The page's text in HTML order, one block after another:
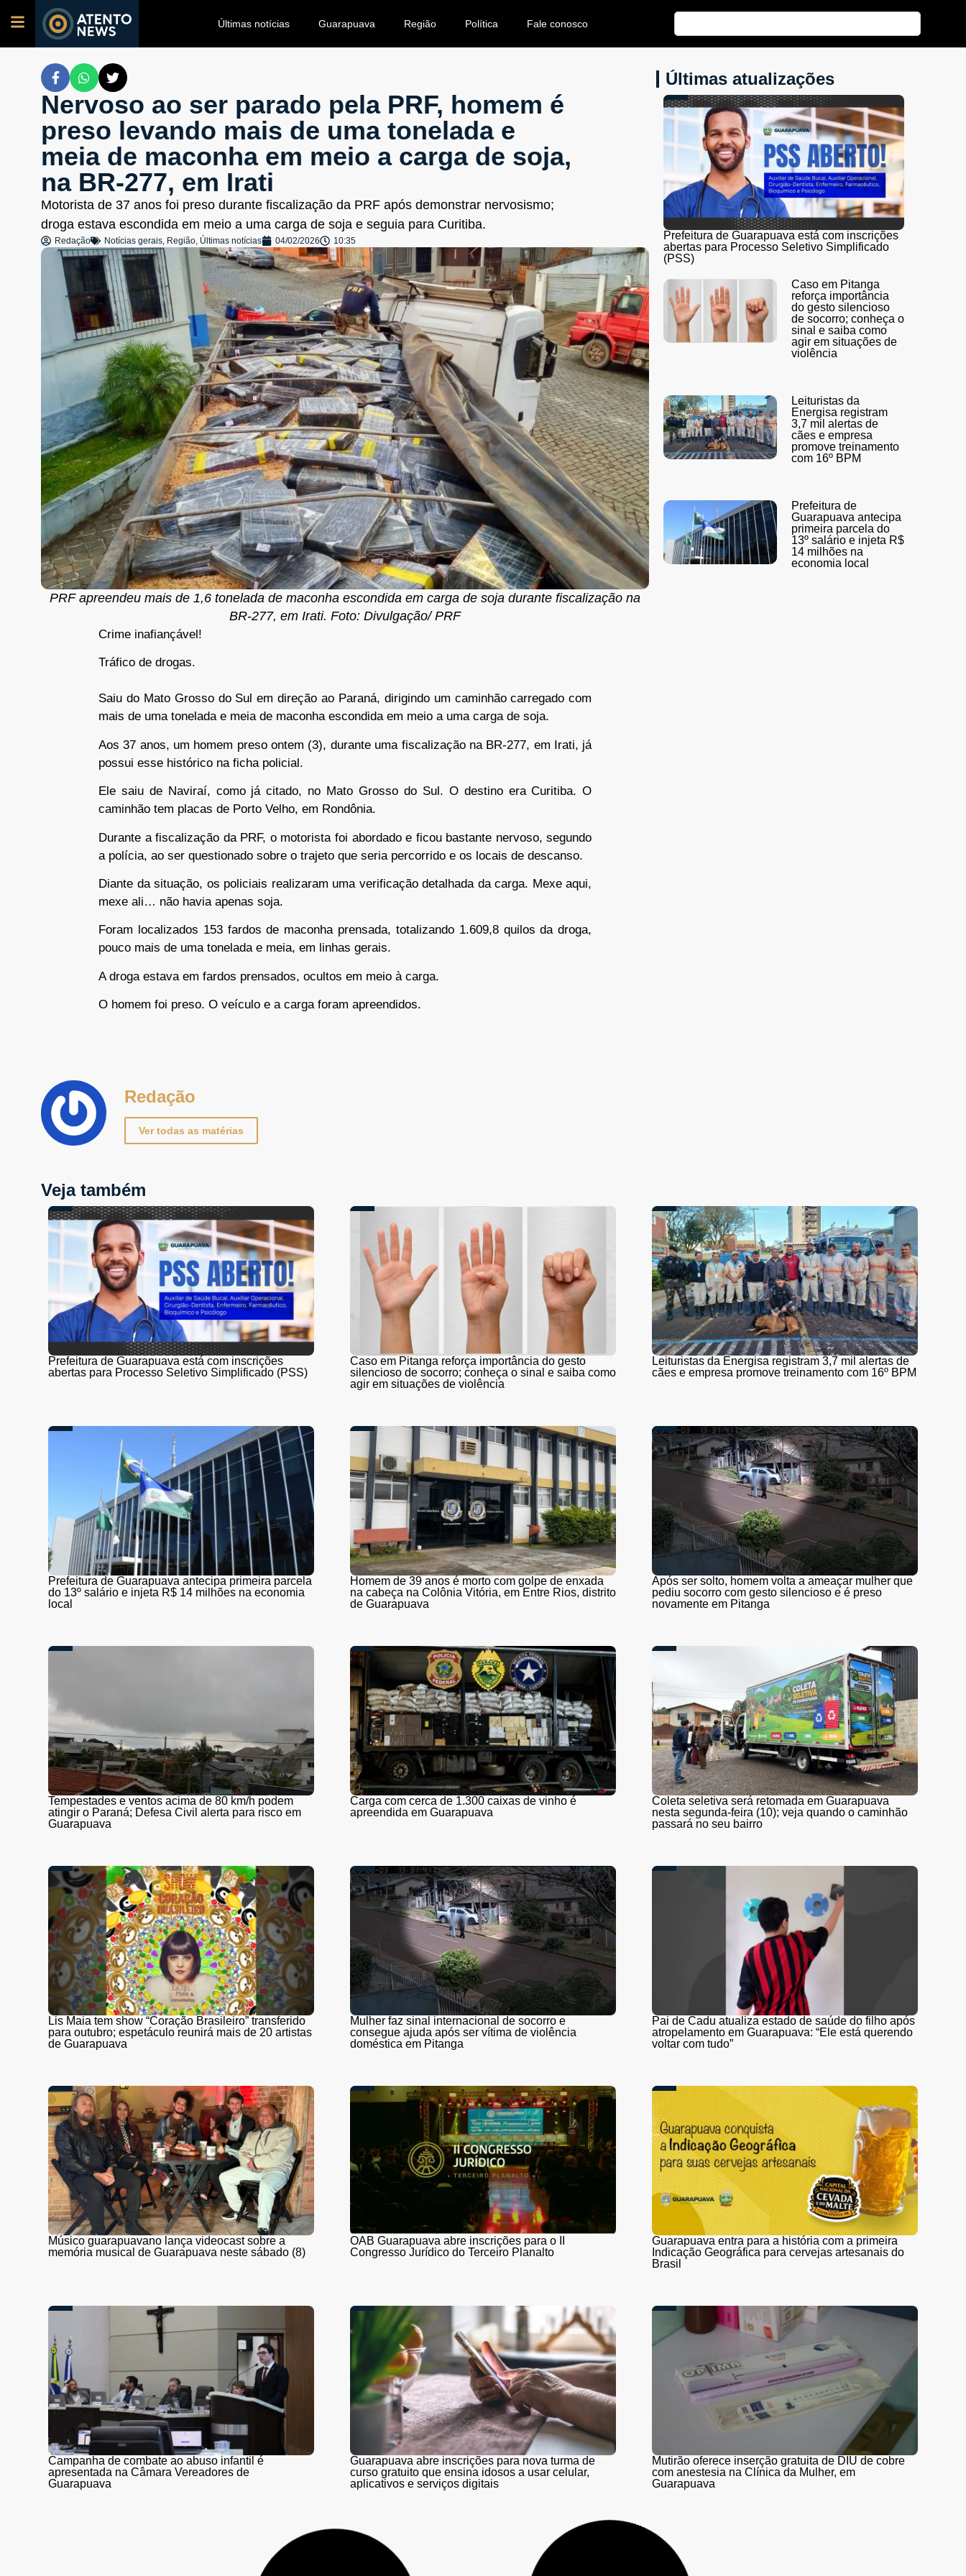
Últimas notícias Guarapuava Região Política Fale conosco
Nervoso ao ser parado pela PRF, homem é
preso levando mais de uma tonelada e
meia de maconha em meio a carga de soja,
na BR-277, em Irati
Motorista de 37 anos foi preso durante fiscalização da PRF após demonstrar nervosismo;
droga estava escondida em meio a uma carga de soja e seguia para Curitiba.
Redação Notícias gerais, Região, Últimas notícias 04/02/2026 10:35
PRF apreendeu mais de 1,6 tonelada de maconha escondida em carga de soja durante fiscalização na
BR-277, em Irati. Foto: Divulgação/ PRF
Crime inafiançável!
Tráfico de drogas.
Saiu do Mato Grosso do Sul em direção ao Paraná, dirigindo um caminhão carregado com
mais de uma tonelada e meia de maconha escondida em meio a uma carga de soja.
Aos 37 anos, um homem preso ontem (3), durante uma fiscalização na BR-277, em Irati, já
possui esse histórico na ficha policial.
Ele saiu de Naviraí, como já citado, no Mato Grosso do Sul. O destino era Curitiba. O
caminhão tem placas de Porto Velho, em Rondônia.
Durante a fiscalização da PRF, o motorista foi abordado e ficou bastante nervoso, segundo
a polícia, ao ser questionado sobre o trajeto que seria percorrido e os locais de descanso.
Diante da situação, os policiais realizaram uma verificação detalhada da carga. Mexe aqui,
mexe ali… não havia apenas soja.
Foram localizados 153 fardos de maconha prensada, totalizando 1.609,8 quilos da droga,
pouco mais de uma tonelada e meia, em linhas gerais.
A droga estava em fardos prensados, ocultos em meio à carga.
O homem foi preso. O veículo e a carga foram apreendidos.
Últimas atualizações
Prefeitura de Guarapuava está com inscrições
abertas para Processo Seletivo Simplificado
(PSS)
Caso em Pitanga
reforça importância
do gesto silencioso
de socorro; conheça o
sinal e saiba como
agir em situações de
violência
Leituristas da
Energisa registram
3,7 mil alertas de
cães e empresa
promove treinamento
com 16º BPM
Prefeitura de
Guarapuava antecipa
primeira parcela do
13º salário e injeta R$
14 milhões na
economia local
Redação
Ver todas as matérias
Veja também
Prefeitura de Guarapuava está com inscrições
abertas para Processo Seletivo Simplificado (PSS)
Caso em Pitanga reforça importância do gesto
silencioso de socorro; conheça o sinal e saiba como
agir em situações de violência
Leituristas da Energisa registram 3,7 mil alertas de
cães e empresa promove treinamento com 16º BPM
Prefeitura de Guarapuava antecipa primeira parcela
do 13º salário e injeta R$ 14 milhões na economia
local
Homem de 39 anos é morto com golpe de enxada
na cabeça na Colônia Vitória, em Entre Rios, distrito
de Guarapuava
Após ser solto, homem volta a ameaçar mulher que
pediu socorro com gesto silencioso e é preso
novamente em Pitanga
Tempestades e ventos acima de 80 km/h podem
atingir o Paraná; Defesa Civil alerta para risco em
Guarapuava
Carga com cerca de 1.300 caixas de vinho é
apreendida em Guarapuava
Coleta seletiva será retomada em Guarapuava
nesta segunda-feira (10); veja quando o caminhão
passará no seu bairro
Lis Maia tem show “Coração Brasileiro” transferido
para outubro; espetáculo reunirá mais de 20 artistas
de Guarapuava
Mulher faz sinal internacional de socorro e
consegue ajuda após ser vítima de violência
doméstica em Pitanga
Pai de Cadu atualiza estado de saúde do filho após
atropelamento em Guarapuava: “Ele está querendo
voltar com tudo”
Músico guarapuavano lança videocast sobre a
memória musical de Guarapuava neste sábado (8)
OAB Guarapuava abre inscrições para o II
Congresso Jurídico do Terceiro Planalto
Guarapuava entra para a história com a primeira
Indicação Geográfica para cervejas artesanais do
Brasil
Campanha de combate ao abuso infantil é
apresentada na Câmara Vereadores de
Guarapuava
Guarapuava abre inscrições para nova turma de
curso gratuito que ensina idosos a usar celular,
aplicativos e serviços digitais
Mutirão oferece inserção gratuita de DIU de cobre
com anestesia na Clínica da Mulher, em
Guarapuava
PR-466 terá interdições totais para detonação de
rochas entre Guarapuava e Turvo nesta quinta (6) e
Obras na Serra da Esperança seguem nesta quarta
(5) e quinta-feira (6) sem interdições; Pare e Siga
retorna na sexta (7)
Guarapuava adere à Estratégia de Multivacinação
2026, promovida pelo Ministério da Saúde; veja
quem deve se vacinar e os locais de atendimento